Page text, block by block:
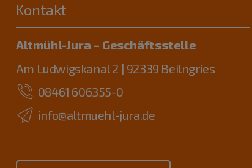
Kontakt
Altmühl-Jura – Geschäftsstelle
Am Ludwigskanal 2 | 92339 Beilngries
08461 606355-0
info@altmuehl-jura.de